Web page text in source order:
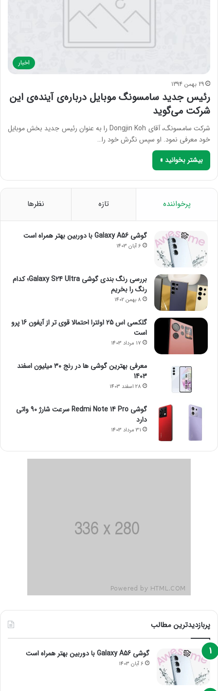
اخبار
29 بهمن 1394
رئیس جدید سامسونگ موبایل درباره‌ی آینده‌ی این
شرکت می‌گوید
شرکت سامسونگ، آقای Dongjin Koh را به عنوان رئیس جدید بخش موبایل
خود معرفی نمود. او سپس نگرش خود را…
بیشتر بخوانید »
پرخواننده تازه نظرها
گوشی Galaxy A56 با دوربین بهتر همراه است
6 آبان 1403
بررسی رنگ بندی گوشی Galaxy S24 Ultra؛ کدام
رنگ را بخریم
8 بهمن 1402
گلکسی اس 25 اولترا احتمالا قوی تر از آیفون 16 پرو
است
17 مرداد 1403
معرفی بهترین گوشی ها در رنج ۳۰ میلیون اسفند
1403
28 اسفند 1403
گوشی Redmi Note 14 Pro سرعت شارژ 90 واتی
دارد
31 مرداد 1403
پربازدیدترین مطالب
گوشی Galaxy A56 با دوربین بهتر همراه است
6 آبان 1403